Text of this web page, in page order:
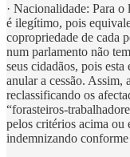
· Nacionalidade: Para
é ilegítimo, pois
copropriedade de cada
num parlamento não
seus cidadãos, pois
anular a cessão. Assim,
reclassificando os
“forasteiros-
pelos critérios acima ou
indemnizando